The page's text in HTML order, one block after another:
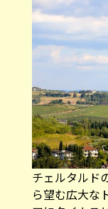
チェルタルド
ら望む広大な